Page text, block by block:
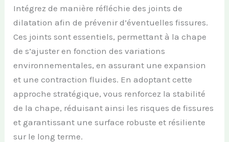
Intégrez de manière réfléchie des joints de
dilatation afin de prévenir d’éventuelles fissures.
Ces joints sont essentiels, permettant à la chape
de s’ajuster en fonction des variations
environnementales, en assurant une expansion
et une contraction fluides. En adoptant cette
approche stratégique, vous renforcez la stabilité
de la chape, réduisant ainsi les risques de fissures
et garantissant une surface robuste et résiliente
sur le long terme.